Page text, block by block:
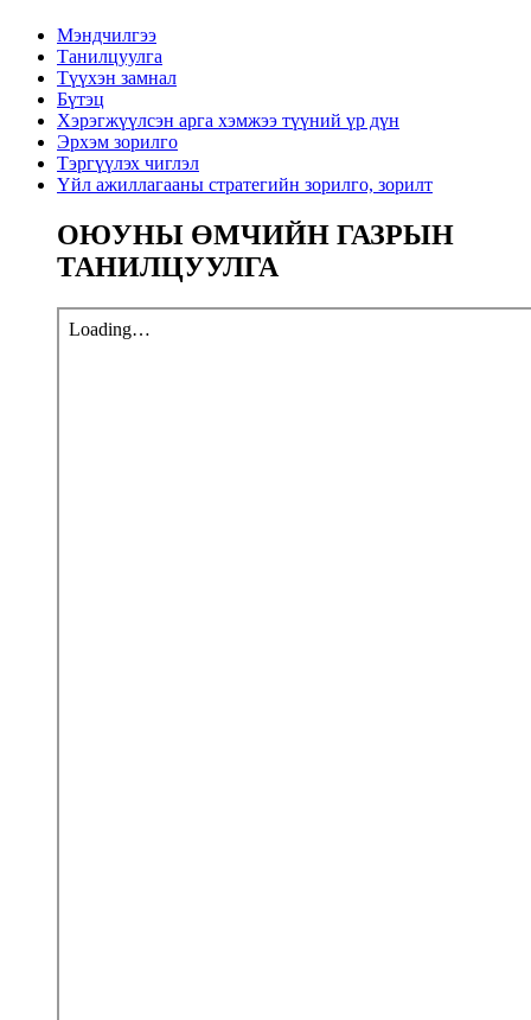
Мэндчилгээ
Танилцуулга
Түүхэн замнал
Бүтэц
Хэрэгжүүлсэн арга хэмжээ түүний үр дүн
Эрхэм зорилго
Тэргүүлэх чиглэл
Үйл ажиллагааны стратегийн зорилго, зорилт
ОЮУНЫ ӨМЧИЙН ГАЗРЫН
ТАНИЛЦУУЛГА